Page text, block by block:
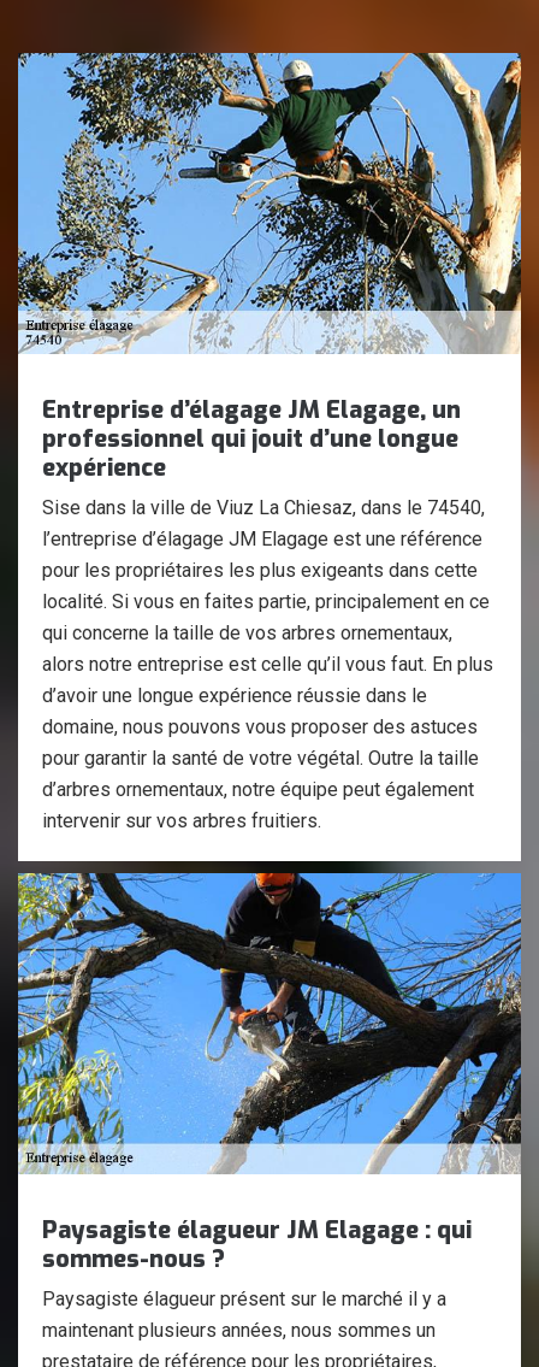
Entreprise d’élagage JM Elagage, un
professionnel qui jouit d’une longue
expérience
Sise dans la ville de Viuz La Chiesaz, dans le 74540,
l’entreprise d’élagage JM Elagage est une référence
pour les propriétaires les plus exigeants dans cette
localité. Si vous en faites partie, principalement en ce
qui concerne la taille de vos arbres ornementaux,
alors notre entreprise est celle qu’il vous faut. En plus
d’avoir une longue expérience réussie dans le
domaine, nous pouvons vous proposer des astuces
pour garantir la santé de votre végétal. Outre la taille
d’arbres ornementaux, notre équipe peut également
intervenir sur vos arbres fruitiers.
Paysagiste élagueur JM Elagage : qui
sommes-nous ?
Paysagiste élagueur présent sur le marché il y a
maintenant plusieurs années, nous sommes un
prestataire de référence pour les propriétaires,